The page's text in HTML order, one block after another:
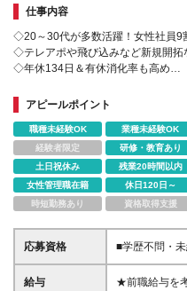
仕事内容
◇20～30代が多数活躍！女性社員9
◇テレアポや飛び込みなど新規開拓
◇年休134日＆有休消化率も高め
アピールポイント
職種未経験OK 業種未経験OK
経験者限定
研修・教育あり
土日祝休み
残業20時間以内
女性管理職在籍
休日120日～
時短勤務あり
資格取得支援
応募資格
■学歴不問・
ある方 └メール・
も安心のスタ
給与
★前職給与を